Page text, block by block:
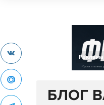
Реклама
БЛОГ